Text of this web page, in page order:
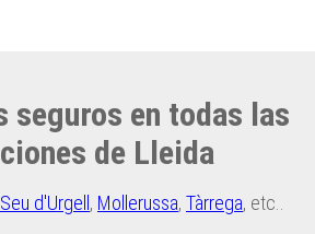
seguros en todas las
de Lleida
d'Urgell , Mollerussa, Tàrrega, etc..